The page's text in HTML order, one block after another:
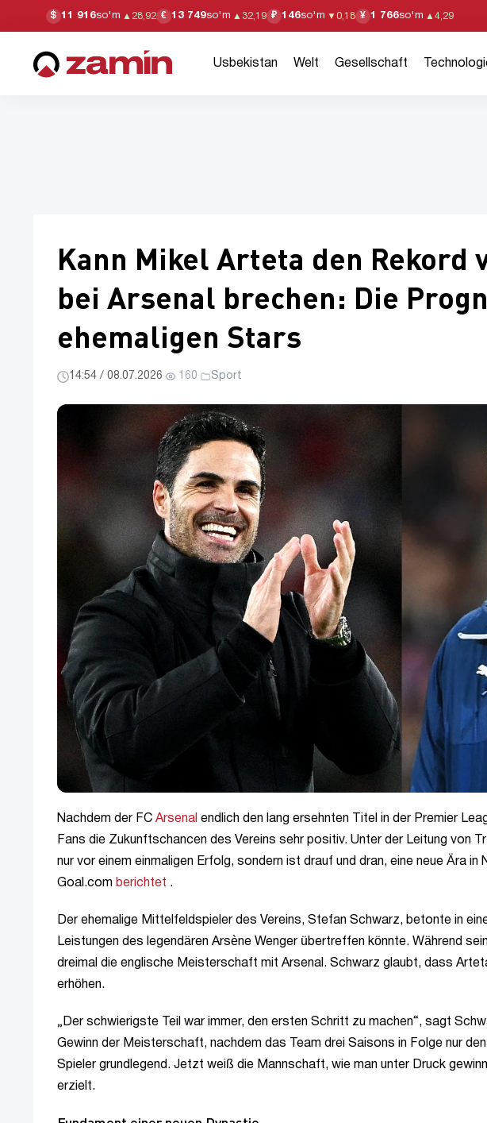
$ 11 916so'm ▲ 28,92 € 13 749so'm ▲ 32,19 ₽ 146so'm ▼ 0,18 ¥ 1 766so'm ▲ 4,29
Usbekistan Welt Gesellschaft
Kann Mikel Arteta den Rekord
bei Arsenal brechen: Die
ehemaligen Stars
14:54 / 08.07.2026· 160· Sport
Nachdem der FC Arsenal endlich den lang ersehnten Titel in der Premier
Fans die Zukunftschancen des Vereins sehr positiv. Unter der Leitung von
nur vor einem einmaligen Erfolg, sondern ist drauf und dran, eine neue Ära
Goal.com berichtet .
Der ehemalige Mittelfeldspieler des Vereins, Stefan Schwarz, betonte in
Leistungen des legendären Arsène Wenger übertreffen könnte. Während
dreimal die englische Meisterschaft mit Arsenal. Schwarz glaubt, dass
erhöhen.
„Der schwierigste Teil war immer, den ersten Schritt zu machen“, sagt
Gewinn der Meisterschaft, nachdem das Team drei Saisons in Folge nur
Spieler grundlegend. Jetzt weiß die Mannschaft, wie man unter Druck
erzielt.